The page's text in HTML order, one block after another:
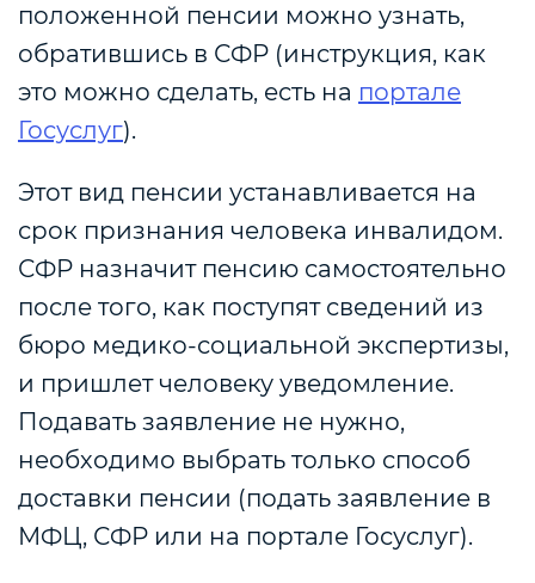
положенной пенсии можно узнать,
обратившись в СФР (инструкция, как
это можно сделать, есть на портале
Госуслуг).
Этот вид пенсии устанавливается на
срок признания человека инвалидом.
СФР назначит пенсию самостоятельно
после того, как поступят сведений из
бюро медико-социальной экспертизы,
и пришлет человеку уведомление.
Подавать заявление не нужно,
необходимо выбрать только способ
доставки пенсии (подать заявление в
МФЦ, СФР или на портале Госуслуг).